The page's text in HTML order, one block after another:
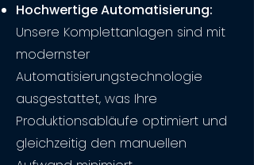
Hochwertige Automatisierung:
Unsere Komplettanlagen sind mit
modernster
Automatisierungstechnologie
ausgestattet, was Ihre
Produktionsabläufe optimiert und
gleichzeitig den manuellen